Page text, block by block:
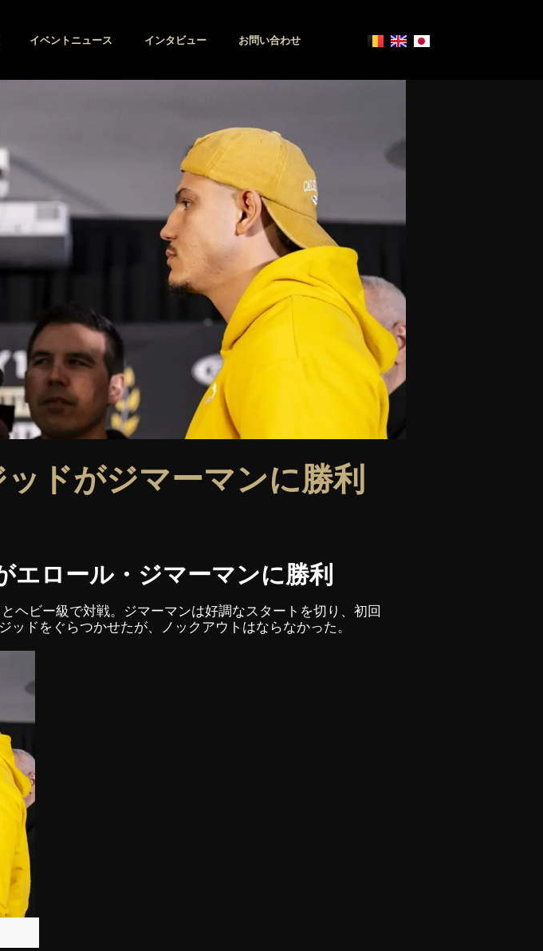
イベントニュース インタビュー お問い合わせ
ドがジマーマンに勝利
ロール・ジマーマンに勝利
ヘビー級で対戦。ジマーマンは好調なスタートを切り、初回
ドをぐらつかせたが、ノックアウトはならなかった。